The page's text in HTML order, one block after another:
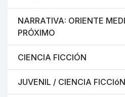
NARRATIVA: ORIENTE
PRÓXIMO
CIENCIA FICCIÓN
JUVENIL / CIENCIA FICCIóN